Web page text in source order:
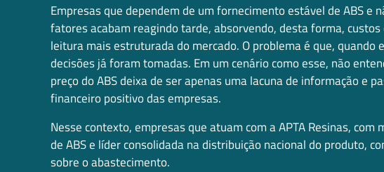
Empresas que dependem de um fornecimento estável de ABS e
fatores acabam reagindo tarde, absorvendo, desta forma,
leitura mais estruturada do mercado. O problema é que, quando
decisões já foram tomadas. Em um cenário como esse, não
preço do ABS deixa de ser apenas uma lacuna de informação e
financeiro positivo das empresas.
Nesse contexto, empresas que atuam com a APTA Resinas,
de ABS e líder consolidada na distribuição nacional do produto,
sobre o abastecimento.